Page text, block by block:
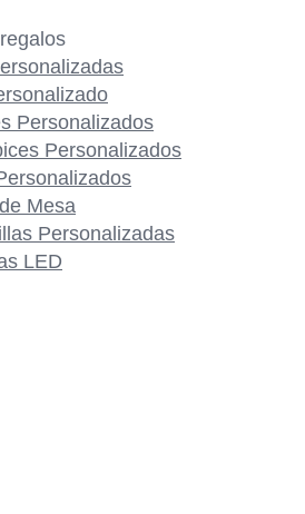
Personalizados
Personalizados
Mesa
Personalizadas
LED